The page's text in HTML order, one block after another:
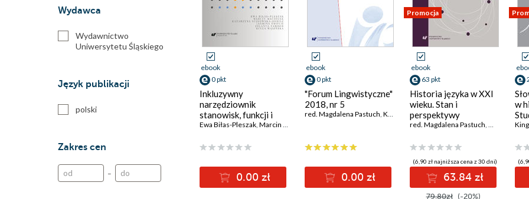
Wydawca
Wydawnictwo
Uniwersytetu Śląskiego
Język publikacji
polski
Zakres cen
–
ebook
0 pkt
Inkluzywny
narzędziownik
stanowisk, funkcji i
zawodów w
w Katowicach (słownik
słowotwórczy)
Ewa Biłas-Pleszak, Marcin Maciołek Jaśmina Śmiech,Jolanta Tambor
0.00 zł
ebook
0 pkt
"Forum Lingwistyczne"
2018, nr 5
red. Magdalena Pastuch, Kinga Wąsińska (Knapik)
0.00 zł
Promocja
ebook
63 pkt
Historia języka w XXI
wieku. Stan i
perspektywy
red. Magdalena Pastuch, Mirosława
(6,90 zł najniższa cena z 30 dni)
63.84 zł
79.80zł (-20%)
w